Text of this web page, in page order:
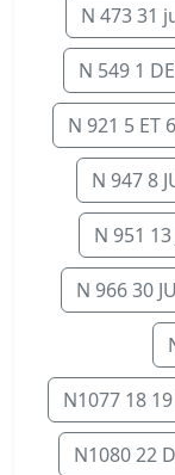
N 473 31
N 549 1
N 921 5 ET
N 947 8
N 951 13
N 966 30
N1077 18
N1080 22